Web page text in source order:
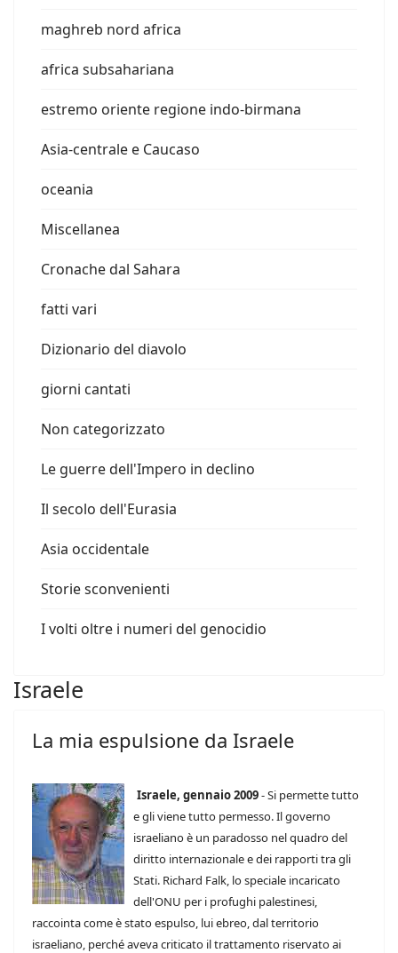
maghreb nord africa
africa subsahariana
estremo oriente regione indo-birmana
Asia-centrale e Caucaso
oceania
Miscellanea
Cronache dal Sahara
fatti vari
Dizionario del diavolo
giorni cantati
Non categorizzato
Le guerre dell'Impero in declino
Il secolo dell'Eurasia
Asia occidentale
Storie sconvenienti
I volti oltre i numeri del genocidio
Israele
La mia espulsione da Israele
Israele, gennaio 2009- Si permette tutto
e gli viene tutto permesso. Il governo
israeliano è un paradosso nel quadro del
diritto internazionale e dei rapporti tra gli
Stati. Richard Falk, lo speciale incaricato
dell'ONU per i profughi palestinesi,
raccointa come è stato espulso, lui ebreo, dal territorio
israeliano, perché aveva criticato il trattamento riservato ai